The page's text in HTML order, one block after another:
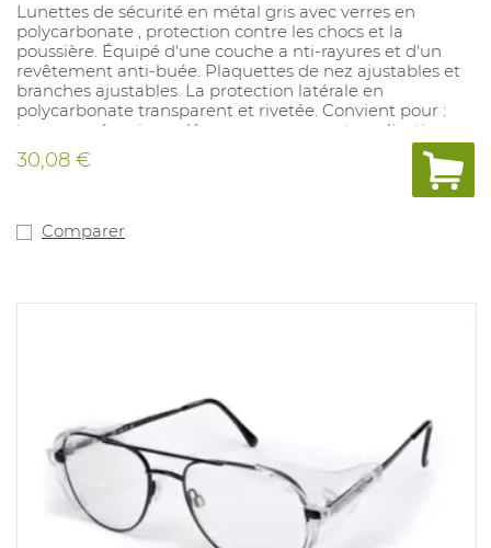
Lunettes de sécurité en métal gris avec verres en
polycarbonate , protection contre les chocs et la
poussière. Équipé d'une couche a nti-rayures et d'un
revêtement anti-buée. Plaquettes de nez ajustables et
branches ajustables. La protection latérale en
polycarbonate transparent et rivetée. Convient pour :
travaux mécaniques légers ou moyens et applications
de laboratoire. Conforme à : EN 166/EN 170 2-1,2 1 FT KN.
30,08 €
Comparer